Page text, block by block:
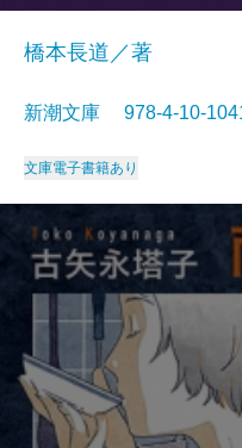
橋本長道／著
新潮文庫 978-4-10-
文庫電子書籍あり